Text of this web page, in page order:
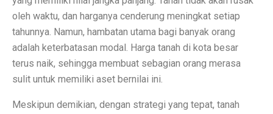
5 Ciri Interior Rumah Scandinavian yang Sederhana
Tugas dan Wewenang OJK, Regulator dari Krisis
5 Fakta Menarik Ikan Green Terror yang Agresif dan
oleh waktu, dan harganya cenderung meningkat setiap
tahunnya. Namun, hambatan utama bagi banyak orang
adalah keterbatasan modal. Harga tanah di kota besar
terus naik, sehingga membuat sebagian orang merasa
sulit untuk memiliki aset bernilai ini.
Meskipun demikian, dengan strategi yang tepat, tanah